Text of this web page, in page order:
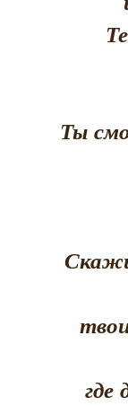
Ты
где